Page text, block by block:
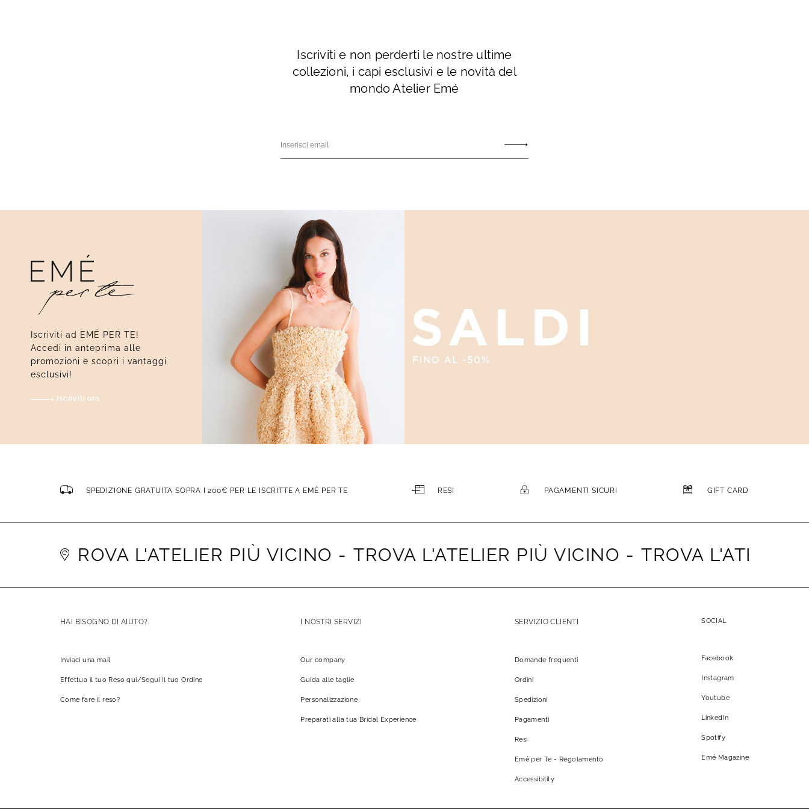
Iscriviti e non perderti le nostre ultime
collezioni, i capi esclusivi e le novità del
mondo Atelier Emé
Inserisci email
Iscriviti ad EMÉ PER TE!
Accedi in anteprima alle
promozioni e scopri i vantaggi
esclusivi!
Iscriviti ora
SPEDIZIONE GRATUITA SOPRA I 200€ PER LE ISCRITTE A EMÉ PER TE RESI PAGAMENTI SICURI GIFT CARD
TROVA L'ATELIER PIÙ VICINO - TROVA L'ATELIER PIÙ VICINO - TROVA L'ATELIER
HAI BISOGNO DI AIUTO?
Inviaci una mail
Effettua il tuo Reso qui/Segui il tuo Ordine
Come fare il reso?
I NOSTRI SERVIZI
Our company
Guida alle taglie
Personalizzazione
Preparati alla tua Bridal Experience
SERVIZIO CLIENTI
Domande frequenti
Ordini
Spedizioni
Pagamenti
Resi
Emé per Te - Regolamento
Accessibility
SOCIAL
Facebook
Instagram
Youtube
LinkedIn
Spotify
Emé Magazine